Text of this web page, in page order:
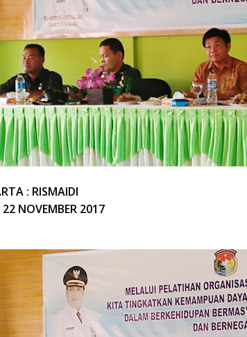
: RISMAIDI
22 NOVEMBER 2017